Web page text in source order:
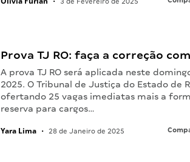
Prova TJ RO: faça a correção
A prova TJ RO será aplicada neste
2025. O Tribunal de Justiça do Estado de
ofertando 25 vagas imediatas mais a
reserva para cargos…
Yara Lima • 28 de Janeiro de 2025